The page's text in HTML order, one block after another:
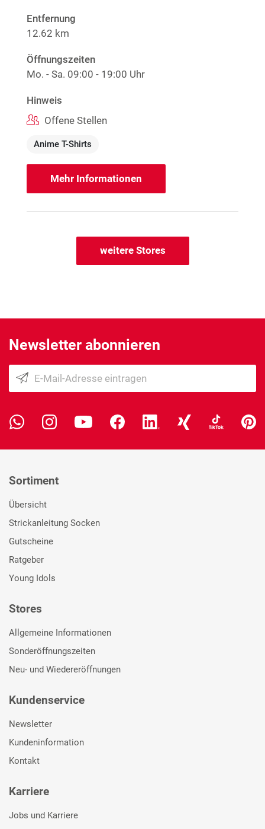
Entfernung
12.62 km
Öffnungszeiten
Mo. - Sa. 09:00 - 19:00 Uhr
Hinweis
Offene Stellen
Anime T-Shirts
Mehr Informationen
weitere Stores
Newsletter abonnieren
Sortiment
Übersicht
Strickanleitung Socken
Gutscheine
Ratgeber
Young Idols
Stores
Allgemeine Informationen
Sonderöffnungszeiten
Neu- und Wiedereröffnungen
Kundenservice
Newsletter
Kundeninformation
Kontakt
Karriere
Jobs und Karriere